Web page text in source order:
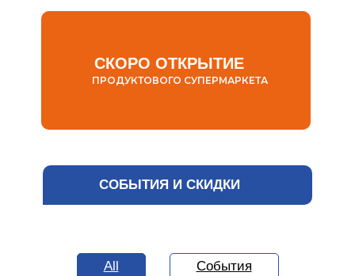
СКОРО ОТКРЫТИЕ
ПРОДУКТОВОГО СУПЕРМАРКЕТА
СОБЫТИЯ И СКИДКИ
All События